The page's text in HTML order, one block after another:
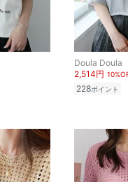
Doula Doula
2,514円
228ポイント